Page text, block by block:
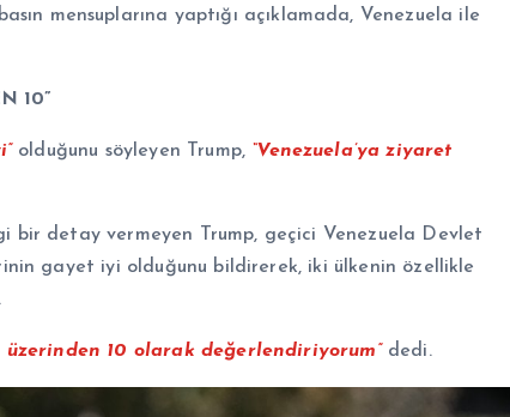
mensuplarına yaptığı açıklamada, Venezuela ile
10”
olduğunu söyleyen Trump, “Venezuela’ya ziyaret
bir detay vermeyen Trump, geçici Venezuela Devlet
gayet iyi olduğunu bildirerek, iki ülkenin özellikle
10 olarak değerlendiriyorum”dedi.